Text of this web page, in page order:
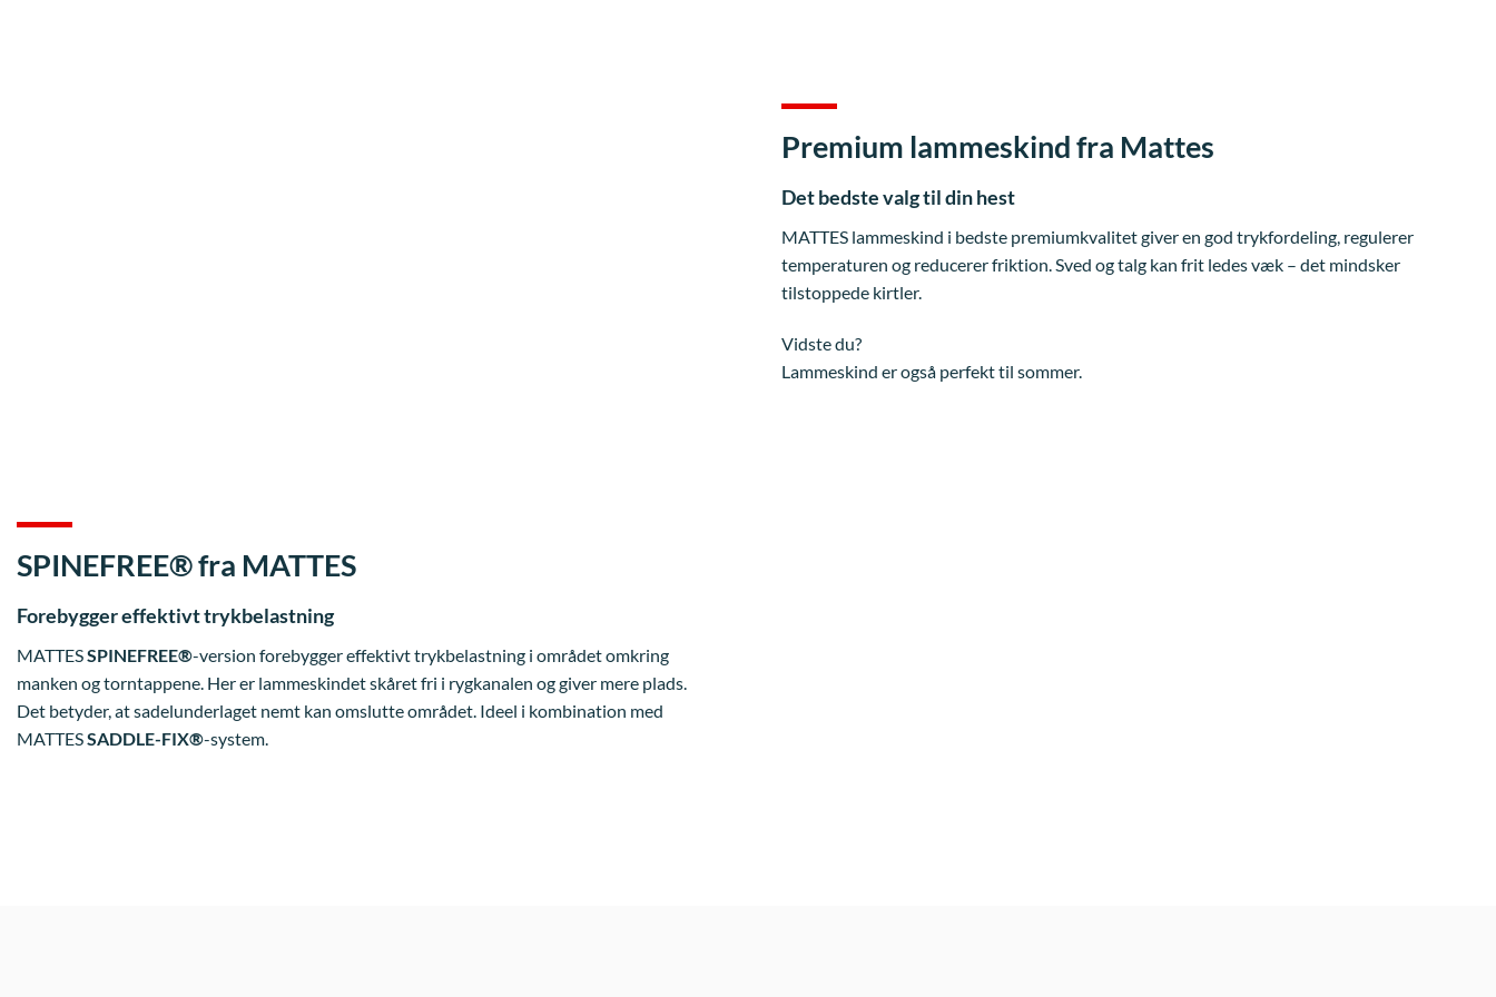
Premium lammeskind fra Mattes
Det bedste valg til din hest
MATTES lammeskind i bedste premiumkvalitet giver en god trykfordeling, regulerer
temperaturen og reducerer friktion. Sved og talg kan frit ledes væk – det mindsker
tilstoppede kirtler.
Vidste du?
Lammeskind er også perfekt til sommer.
SPINEFREE® fra MATTES
Forebygger effektivt trykbelastning
MATTESSPINEFREE®-version forebygger effektivt trykbelastning i området omkring
manken og torntappene. Her er lammeskindet skåret fri i rygkanalen og giver mere plads.
Det betyder, at sadelunderlaget nemt kan omslutte området. Ideel i kombination med
MATTESSADDLE-FIX®-system.